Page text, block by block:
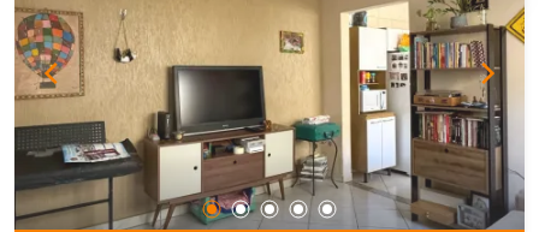
necessitem de ambientes independentes e bem
distribuídos.